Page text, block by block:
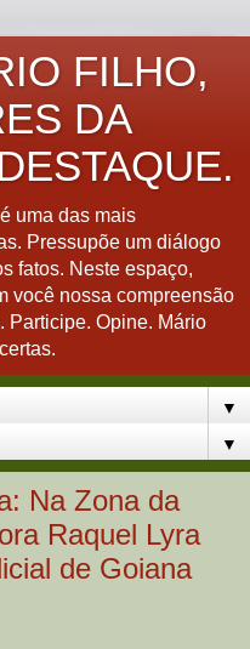
FILHO,
DA
uma das mais
Pressupõe um diálogo
fatos. Neste espaço,
você nossa compreensão
Participe. Opine. Mário
▼
▼
Na Zona da
Raquel Lyra
de Goiana